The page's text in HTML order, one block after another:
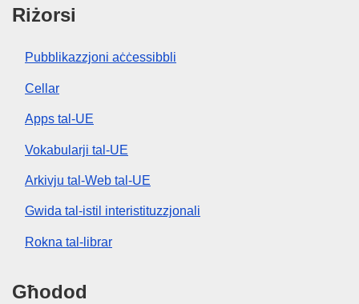
Riżorsi
Pubblikazzjoni aċċessibbli
Cellar
Apps tal-UE
Vokabularji tal-UE
Arkivju tal-Web tal-UE
Gwida tal-istil interistituzzjonali
Rokna tal-librar
Għodod